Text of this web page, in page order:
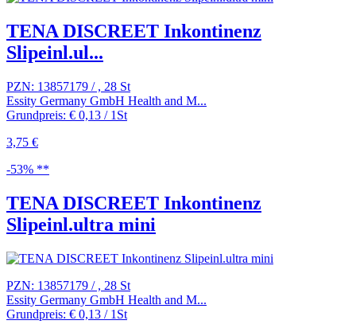
TENA DISCREET Inkontinenz
Slipeinl.ul...
PZN: 13857179 / , 28 St
Essity Germany GmbH Health and M...
Grundpreis: € 0,13 / 1St
3,75 €
-53% **
TENA DISCREET Inkontinenz
Slipeinl.ultra mini
PZN: 13857179 / , 28 St
Essity Germany GmbH Health and M...
Grundpreis: € 0,13 / 1St